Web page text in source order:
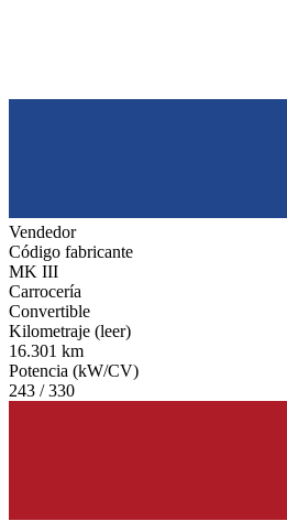
Vendedor
Código fabricante
MK III
Carrocería
Convertible
Kilometraje (leer)
16.301 km
Potencia (kW/CV)
243 / 330